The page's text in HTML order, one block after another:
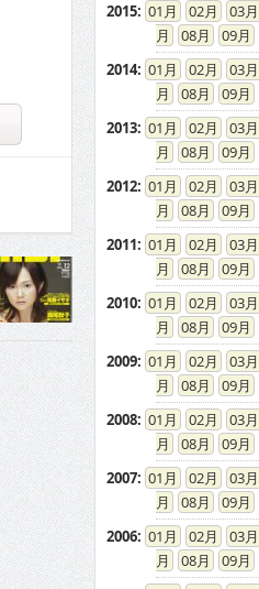
2015: 01 02 03
08
09
2014: 01 02 03
08
09
2013: 01 02 03
08
09
2012: 01 02 03
08
09
2011: 01 02 03
08
09
2010: 01 02 03
08
09
2009: 01 02 03
08
09
2008: 01 02 03
08
09
2007: 01 02 03
08
09
2006: 01 02 03
08
09